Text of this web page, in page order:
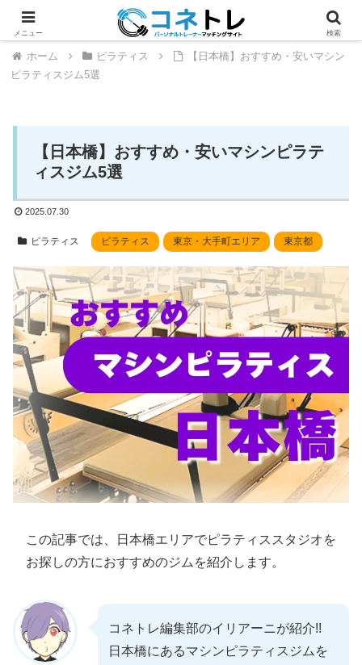
ホーム ピラティス
【日本橋】おすすめ・安いマシン
ピラティスジム5選
【日本橋】おすすめ・安いマシンピラテ
ィスジム5選
2025.07.30
ピラティス ピラティス 東京・大手町エリア 東京都
この記事では、日本橋エリアでピラティススタジオを
お探しの方におすすめのジムを紹介します。
コネトレ編集部のイリアーニが紹介!!
日本橋にあるマシンピラティスジムを
メニュー 検索